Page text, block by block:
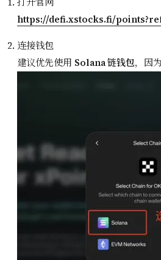
https://defi.xstocks.fi/
连接钱包
建议优先使用 Solana 链钱包，因